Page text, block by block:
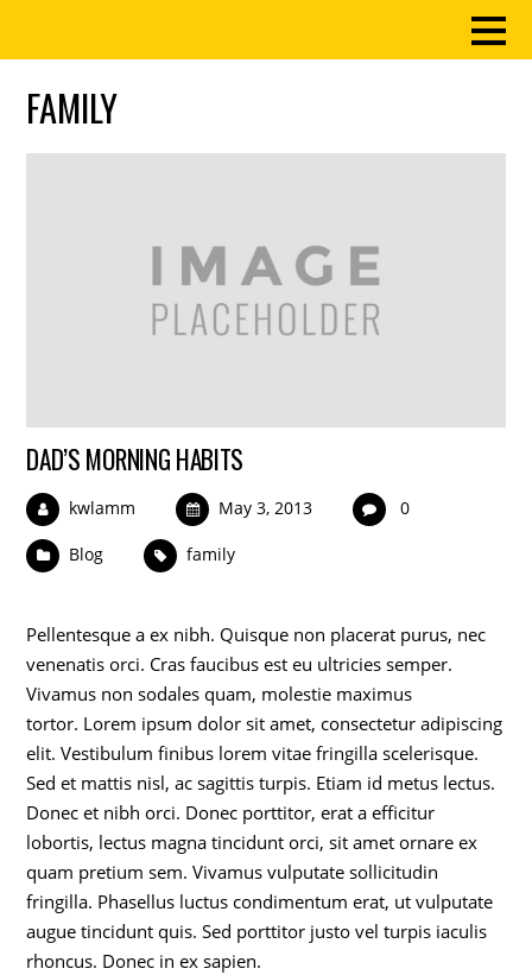
FAMILY
DAD’S MORNING HABITS
kwlamm May 3, 2013 0
Blog family
Pellentesque a ex nibh. Quisque non placerat purus, nec
venenatis orci. Cras faucibus est eu ultricies semper.
Vivamus non sodales quam, molestie maximus
tortor. Lorem ipsum dolor sit amet, consectetur adipiscing
elit. Vestibulum finibus lorem vitae fringilla scelerisque.
Sed et mattis nisl, ac sagittis turpis. Etiam id metus lectus.
Donec et nibh orci. Donec porttitor, erat a efficitur
lobortis, lectus magna tincidunt orci, sit amet ornare ex
quam pretium sem. Vivamus vulputate sollicitudin
fringilla. Phasellus luctus condimentum erat, ut vulputate
augue tincidunt quis. Sed porttitor justo vel turpis iaculis
rhoncus. Donec in ex sapien.